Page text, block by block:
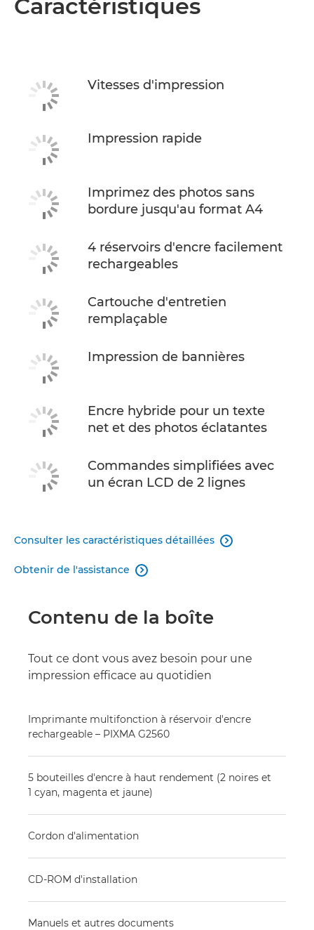
Caractéristiques
Vitesses d'impression
Impression rapide
Imprimez des photos sans
bordure jusqu'au format A4
4 réservoirs d'encre facilement
rechargeables
Cartouche d'entretien
remplaçable
Impression de bannières
Encre hybride pour un texte
net et des photos éclatantes
Commandes simplifiées avec
un écran LCD de 2 lignes
Consulter les caractéristiques détaillées 
Obtenir de l'assistance 
Contenu de la boîte
Tout ce dont vous avez besoin pour une
impression efficace au quotidien
Imprimante multifonction à réservoir d'encre
rechargeable – PIXMA G2560
5 bouteilles d'encre à haut rendement (2 noires et
1 cyan, magenta et jaune)
Cordon d'alimentation
CD-ROM d'installation
Manuels et autres documents